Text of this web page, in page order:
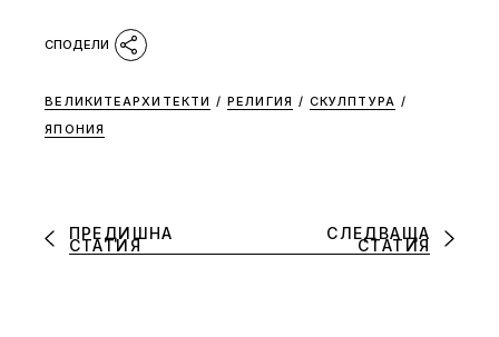
ВЕЛИКИТЕАРХИТЕКТИ / РЕЛИГИЯ / СКУЛПТУРА /
ЯПОНИЯ
ПРЕДИШНА
СТАТИЯ
СЛЕДВАЩА
СТАТИЯ